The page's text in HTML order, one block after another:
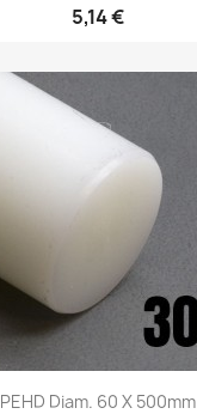
5,14 €
PEHD Diam. 60 X 500mm